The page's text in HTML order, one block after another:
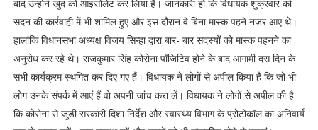
बाद उन्होंने खुद को आइसोलेट कर लिया है। जानकारी हो कि विधायक शुक्रवार को
सदन की कार्रवाही में भी शामिल हुए और इस दौरान वे बिना मास्क पहने नजर आए थे।
हालांकि विधानसभा अध्यक्ष विजय सिन्हा द्वारा बार- बार सदस्यों को मास्क पहनने का
अनुरोध कर रहे थे। राजकुमार सिंह कोरोना पॉजिटिव होने के बाद आगामी दस दिन के
सभी कार्यक्रम स्थगित कर दिए गए हैं। विधायक ने लोगों से अपील किया है कि जो भी
लोग उनके संपर्क में आएं हैं वो अपनी जांच करा लें। विधायक ने लोगों से अपील की है
कि कोरोना से जुडी सरकारी दिशा निर्देश और स्वास्थ्य विभाग के प्रोटोकॉल का अनिवार्य